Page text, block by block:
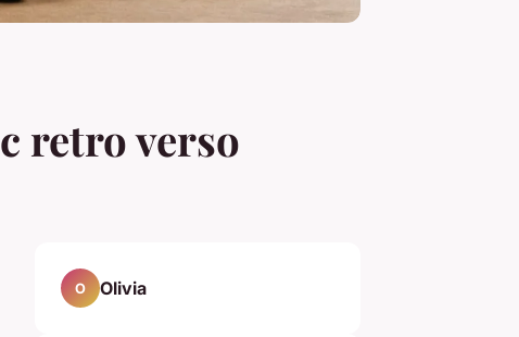
retro verso
O Olivia